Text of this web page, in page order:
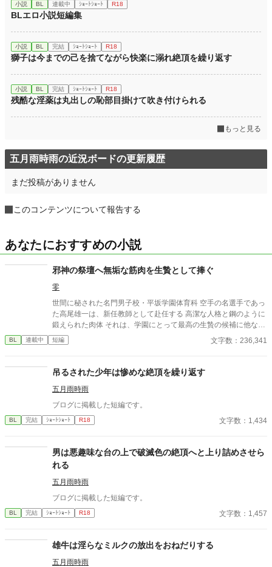
小説 BL 連載中 ｼｮｰﾄｼｮｰﾄ R18
BLエロ小説短編集
小説 BL 完結 ｼｮｰﾄｼｮｰﾄ R18
獅子は今までの己を捨てながら快楽に溺れ絶頂を繰り返す
小説 BL 完結 ｼｮｰﾄｼｮｰﾄ R18
残酷な淫薬は丸出しの恥部目掛けて吹き付けられる
もっと見る
五月雨時雨の近況ボードの更新履歴
まだ投稿がありません
このコンテンツについて報告する
あなたにおすすめの小説
邪神の祭壇へ無垢な筋肉を生贄として捧ぐ
零
世間に秘された名門男子校・平坂学園体育科 空手の名選手であっ
た高尾雄一は、新任教師として赴任する 高潔な人格と鋼のように
鍛えられた肉体 それは、学園にとって最高の生贄の候補に他なら
なかった 至高の筋肉を持つ、精神を削られ意志をなくした青年を
太古の神に捧げるため、“水”、“風”、“土”の信奉者達が暗躍する 意
校で繰り広げられるダークファンタジー
BL 連載中 短編 文字数：236,341
吊るされた少年は惨めな絶頂を繰り返す
五月雨時雨
ブログに掲載した短編です。
BL 完結 ｼｮｰﾄｼｮｰﾄ R18 文字数：1,434
男は悪趣味な台の上で破滅色の絶頂へと上り詰めさせら
れる
五月雨時雨
ブログに掲載した短編です。
BL 完結 ｼｮｰﾄｼｮｰﾄ R18 文字数：1,457
雄牛は淫らなミルクの放出をおねだりする
五月雨時雨